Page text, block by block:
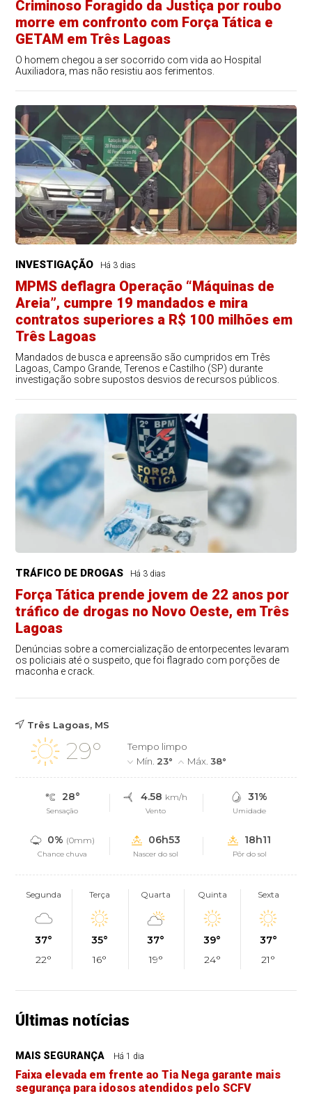
Criminoso Foragido da Justiça por roubo
morre em confronto com Força Tática e
GETAM em Três Lagoas
O homem chegou a ser socorrido com vida ao Hospital
Auxiliadora, mas não resistiu aos ferimentos.
INVESTIGAÇÃO Há 3 dias
MPMS deflagra Operação “Máquinas de
Areia”, cumpre 19 mandados e mira
contratos superiores a R$ 100 milhões em
Três Lagoas
Mandados de busca e apreensão são cumpridos em Três
Lagoas, Campo Grande, Terenos e Castilho (SP) durante
investigação sobre supostos desvios de recursos públicos.
TRÁFICO DE DROGAS Há 3 dias
Força Tática prende jovem de 22 anos por
tráfico de drogas no Novo Oeste, em Três
Lagoas
Denúncias sobre a comercialização de entorpecentes levaram
os policiais até o suspeito, que foi flagrado com porções de
maconha e crack.
Três Lagoas, MS
29°
Tempo limpo
Mín. 23° Máx.38°
28°
Sensação
4.58 km/h
Vento
31%
Umidade
0% (0mm)
Chance chuva
06h53
Nascer do sol
18h11
Pôr do sol
Segunda
37°
22°
Terça
35°
16°
Quarta
37°
19°
Quinta
39°
24°
Sexta
37°
21°
Últimas notícias
MAIS SEGURANÇA Há 1 dia
Faixa elevada em frente ao Tia Nega garante mais
segurança para idosos atendidos pelo SCFV